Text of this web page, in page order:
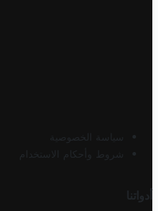
سياسة الخصوصية
شروط وأحكام الاستخدام
أدواتنا